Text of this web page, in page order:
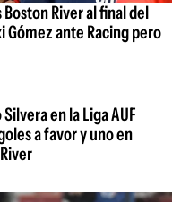
River al final del
ante Racing pero
en la Liga AUF
a favor y uno en